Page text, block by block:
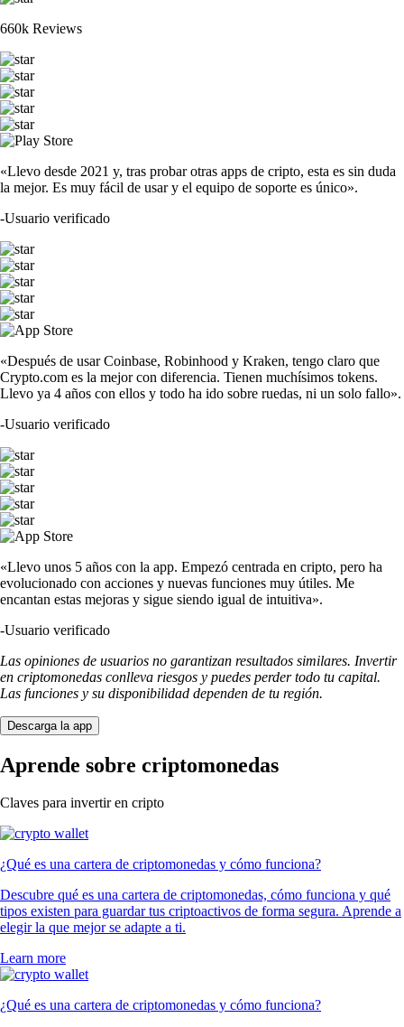
660k Reviews
«Llevo desde 2021 y, tras probar otras apps de cripto, esta es sin duda
la mejor. Es muy fácil de usar y el equipo de soporte es único».
-Usuario verificado
«Después de usar Coinbase, Robinhood y Kraken, tengo claro que
Crypto.com es la mejor con diferencia. Tienen muchísimos tokens.
Llevo ya 4 años con ellos y todo ha ido sobre ruedas, ni un solo fallo».
-Usuario verificado
«Llevo unos 5 años con la app. Empezó centrada en cripto, pero ha
evolucionado con acciones y nuevas funciones muy útiles. Me
encantan estas mejoras y sigue siendo igual de intuitiva».
-Usuario verificado
Las opiniones de usuarios no garantizan resultados similares. Invertir
en criptomonedas conlleva riesgos y puedes perder todo tu capital.
Las funciones y su disponibilidad dependen de tu región.
Descarga la app
Aprende sobre criptomonedas
Claves para invertir en cripto
¿Qué es una cartera de criptomonedas y cómo funciona?
Descubre qué es una cartera de criptomonedas, cómo funciona y qué
tipos existen para guardar tus criptoactivos de forma segura. Aprende a
elegir la que mejor se adapte a ti.
Learn more
¿Qué es una cartera de criptomonedas y cómo funciona?